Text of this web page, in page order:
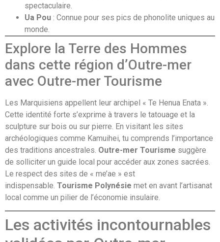
spectaculaire.
Ua Pou : Connue pour ses pics de phonolite uniques au
monde.
Explore la Terre des Hommes
dans cette région d’Outre-mer
avec Outre-mer Tourisme
Les Marquisiens appellent leur archipel « Te Henua Enata ».
Cette identité forte s’exprime à travers le tatouage et la
sculpture sur bois ou sur pierre. En visitant les sites
archéologiques comme Kamuihei, tu comprends l’importance
des traditions ancestrales. Outre-mer Tourisme suggère
de solliciter un guide local pour accéder aux zones sacrées.
Le respect des sites de « me’ae » est
indispensable. Tourisme Polynésie met en avant l’artisanat
local comme un pilier de l’économie insulaire.
Les activités incontournables